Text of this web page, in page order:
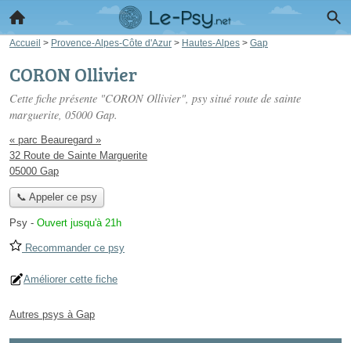
Accueil > Provence-Alpes-Côte d'Azur > Hautes-Alpes > Gap
CORON Ollivier
Cette fiche présente "CORON Ollivier", psy situé route de sainte
marguerite, 05000 Gap.
« parc Beauregard »
32 Route de Sainte Marguerite
05000 Gap
📞 Appeler ce psy
Psy - Ouvert jusqu'à 21h
Recommander ce psy
Améliorer cette fiche
Autres psys à Gap